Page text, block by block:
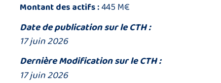
Montant des actifs :445 M€
Date de publication sur le CTH :
17 juin 2026
Dernière Modification sur le CTH :
17 juin 2026